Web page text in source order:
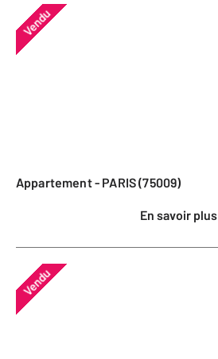
Vendu
Appartement - PARIS (75009)
En savoir plus
Vendu